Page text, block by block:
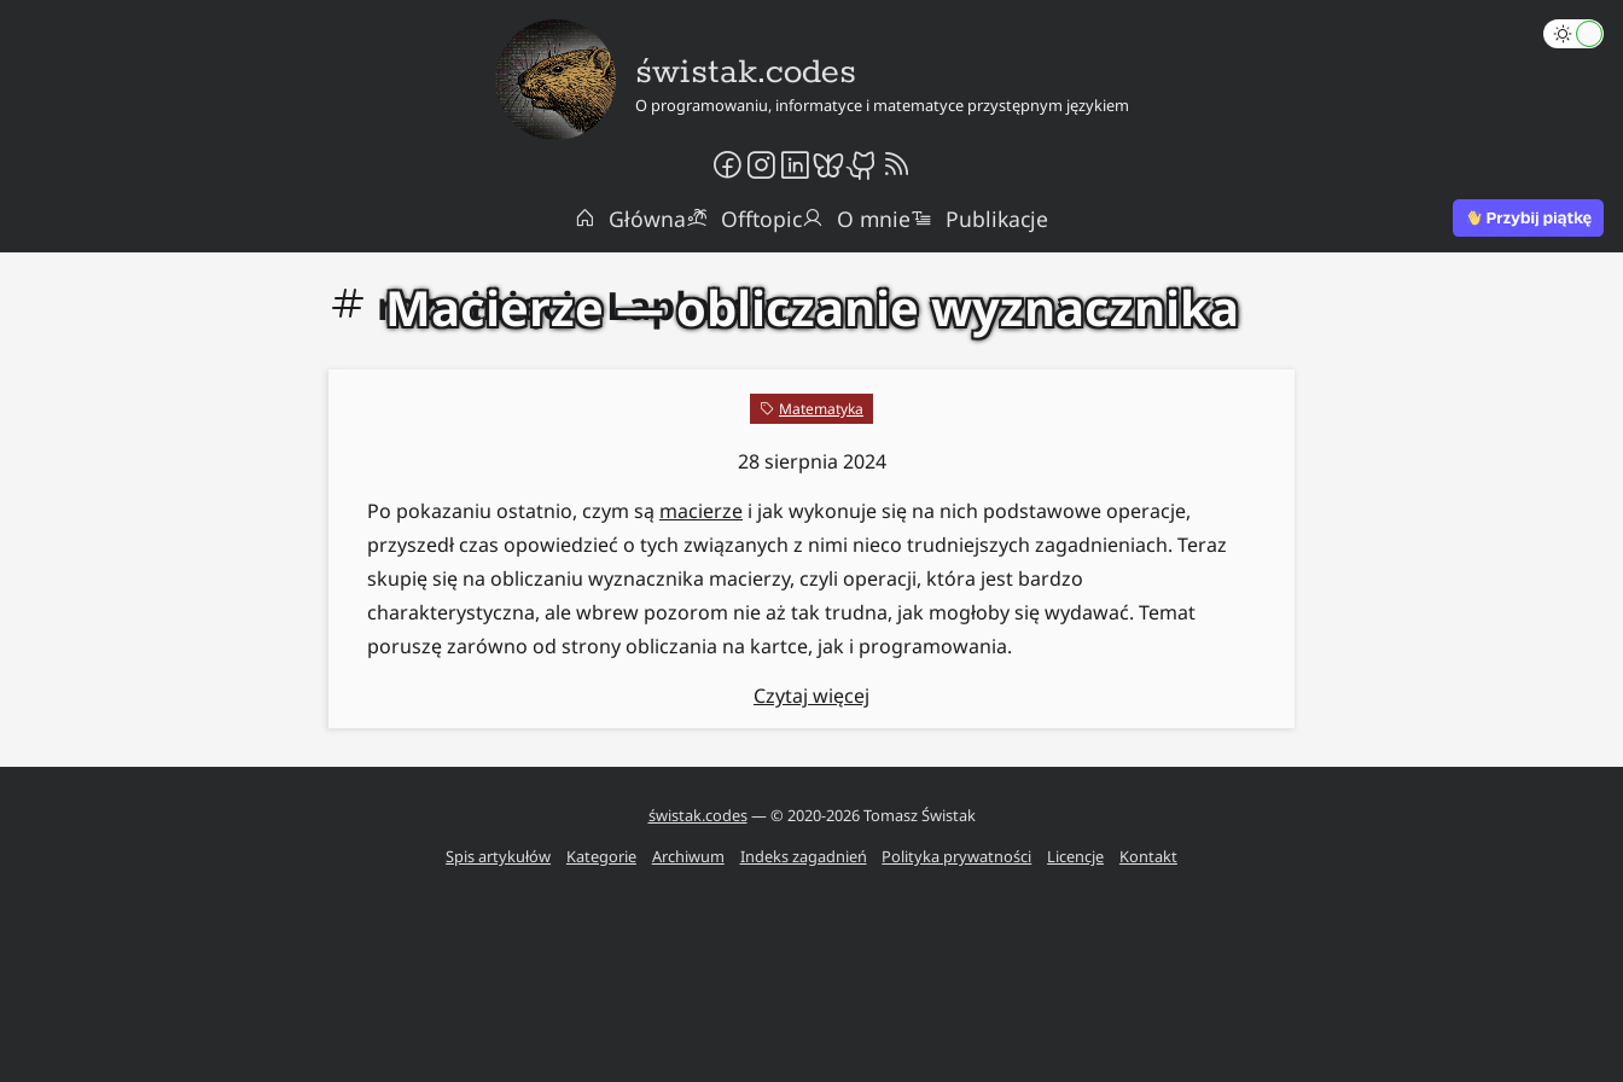
świstak.codes
O programowaniu, informatyce i matematyce przystępnym językiem
Główna Offtopic O mnie Publikacje
rozwinięcie Laplace'a
Macierze — obliczanie wyznacznika
Matematyka
28 sierpnia 2024
Po pokazaniu ostatnio, czym są macierze i jak wykonuje się na nich podstawowe operacje,
przyszedł czas opowiedzieć o tych związanych z nimi nieco trudniejszych zagadnieniach. Teraz
skupię się na obliczaniu wyznacznika macierzy, czyli operacji, która jest bardzo
charakterystyczna, ale wbrew pozorom nie aż tak trudna, jak mogłoby się wydawać. Temat
poruszę zarówno od strony obliczania na kartce, jak i programowania.
Czytaj więcej
świstak.codes— © 2020-2026Tomasz Świstak
Spis artykułów
Kategorie Archiwum Indeks zagadnień Polityka prywatności Licencje Kontakt